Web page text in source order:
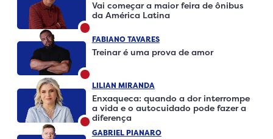
Vai começar a maior feira de ônibus
da América Latina
FABIANO TAVARES
Treinar é uma prova de amor
LILIAN MIRANDA
Enxaqueca: quando a dor interrompe
a vida e o autocuidado pode fazer a
diferença
GABRIEL PIANARO